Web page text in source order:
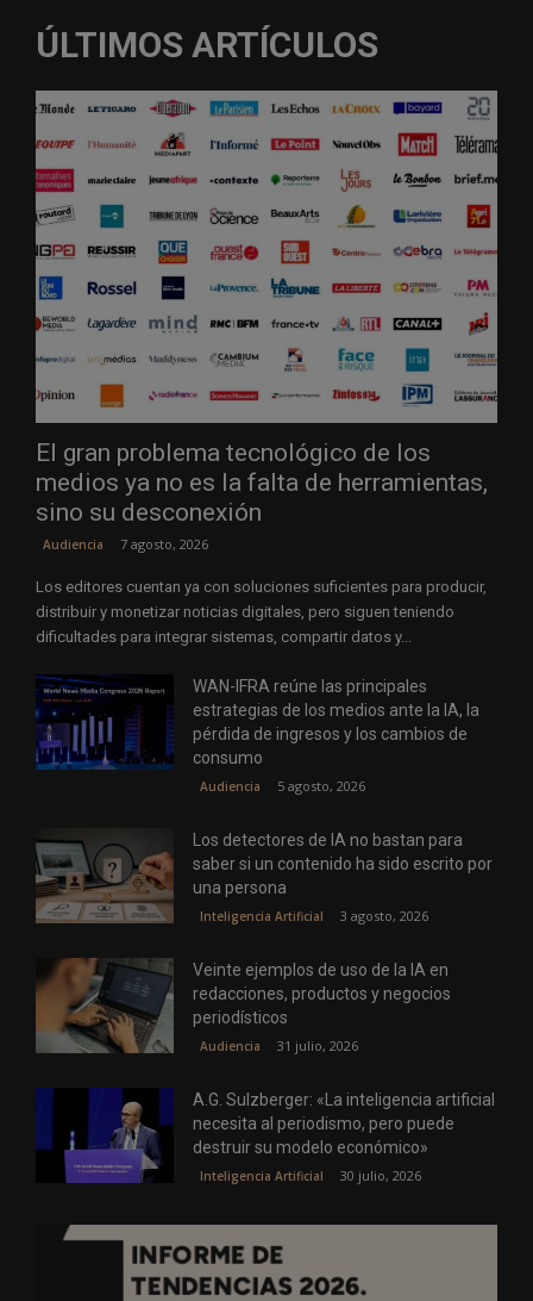
ÚLTIMOS ARTÍCULOS
El gran problema tecnológico de los
medios ya no es la falta de herramientas,
sino su desconexión
Audiencia 7 agosto, 2026
Los editores cuentan ya con soluciones suficientes para producir,
distribuir y monetizar noticias digitales, pero siguen teniendo
dificultades para integrar sistemas, compartir datos y...
WAN-IFRA reúne las principales
estrategias de los medios ante la IA, la
pérdida de ingresos y los cambios de
consumo
Audiencia 5 agosto, 2026
Los detectores de IA no bastan para
saber si un contenido ha sido escrito por
una persona
Inteligencia Artificial 3 agosto, 2026
Veinte ejemplos de uso de la IA en
redacciones, productos y negocios
periodísticos
Audiencia 31 julio, 2026
A.G. Sulzberger: «La inteligencia artificial
necesita al periodismo, pero puede
destruir su modelo económico»
Inteligencia Artificial 30 julio, 2026